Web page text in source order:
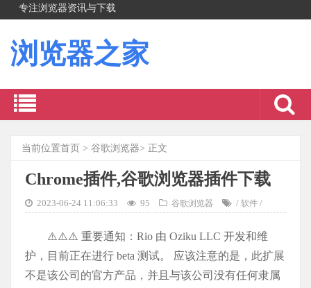
专注浏览器资讯与下载
浏览器之家
当前位置首页 > 谷歌浏览器> 正文
Chrome插件,谷歌浏览器插件下载
2023-06-24 11:06:33 95 谷歌浏览器 / 软件 /
⚠️⚠️⚠️ 重要通知：Rio 由 Oziku LLC 开发和维
护，目前正在进行 beta 测试。 应该注意的是，此扩展
不是该公司的官方产品，并且与该公司没有任何隶属